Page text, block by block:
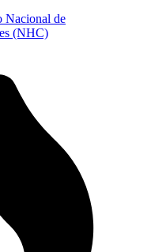
Nacional de
(NHC)